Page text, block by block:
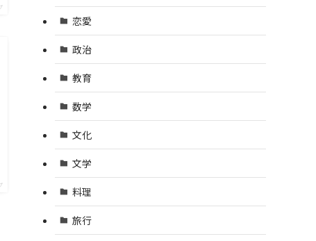
恋愛
政治
教育
数学
文化
文学
料理
旅行